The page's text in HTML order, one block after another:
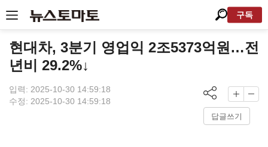
구독
현대차, 3분기 영업익 2조5373억원…전
년비 29.2%↓
입력: 2025-10-30 14:59:18
수정: 2025-10-30 14:59:18
답글쓰기